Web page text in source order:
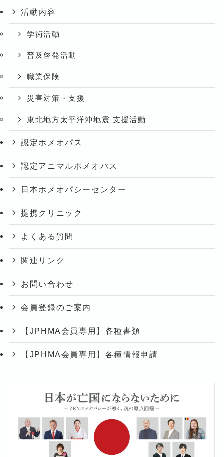
活動内容
学術活動
普及啓発活動
職業保険
災害対策・支援
東北地方太平洋沖地震 支援活動
認定ホメオパス
認定アニマルホメオパス
日本ホメオパシーセンター
提携クリニック
よくある質問
関連リンク
お問い合わせ
会員登録のご案内
【JPHMA会員専用】各種書類
【JPHMA会員専用】各種情報申請